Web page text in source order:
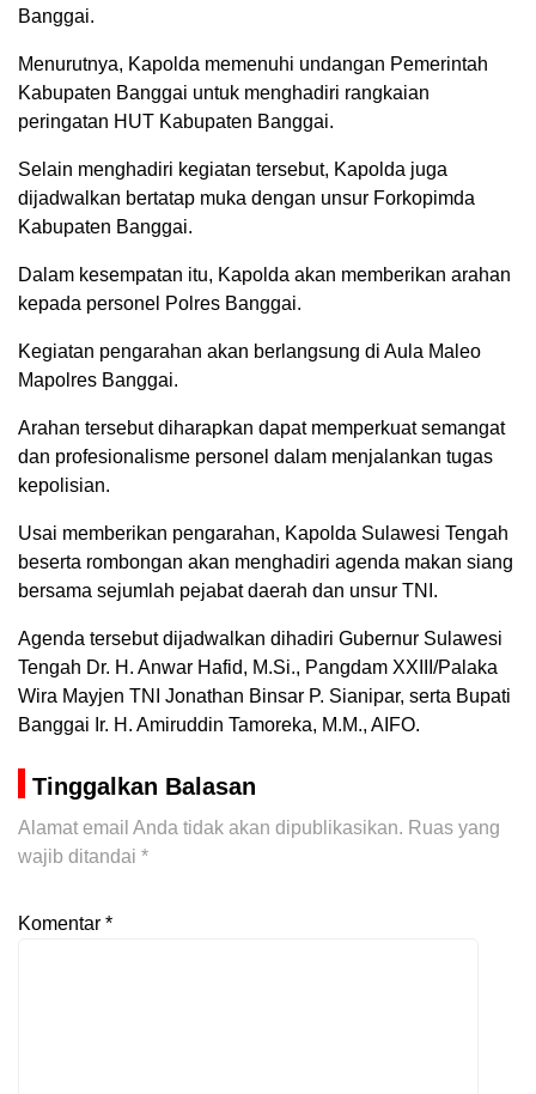
Banggai.
Menurutnya, Kapolda memenuhi undangan Pemerintah
Kabupaten Banggai untuk menghadiri rangkaian
peringatan HUT Kabupaten Banggai.
Selain menghadiri kegiatan tersebut, Kapolda juga
dijadwalkan bertatap muka dengan unsur Forkopimda
Kabupaten Banggai.
Dalam kesempatan itu, Kapolda akan memberikan arahan
kepada personel Polres Banggai.
Kegiatan pengarahan akan berlangsung di Aula Maleo
Mapolres Banggai.
Arahan tersebut diharapkan dapat memperkuat semangat
dan profesionalisme personel dalam menjalankan tugas
kepolisian.
Usai memberikan pengarahan, Kapolda Sulawesi Tengah
beserta rombongan akan menghadiri agenda makan siang
bersama sejumlah pejabat daerah dan unsur TNI.
Agenda tersebut dijadwalkan dihadiri Gubernur Sulawesi
Tengah Dr. H. Anwar Hafid, M.Si., Pangdam XXIII/Palaka
Wira Mayjen TNI Jonathan Binsar P. Sianipar, serta Bupati
Banggai Ir. H. Amiruddin Tamoreka, M.M., AIFO.
Tinggalkan Balasan
Alamat email Anda tidak akan dipublikasikan. Ruas yang
wajib ditandai *
Komentar *